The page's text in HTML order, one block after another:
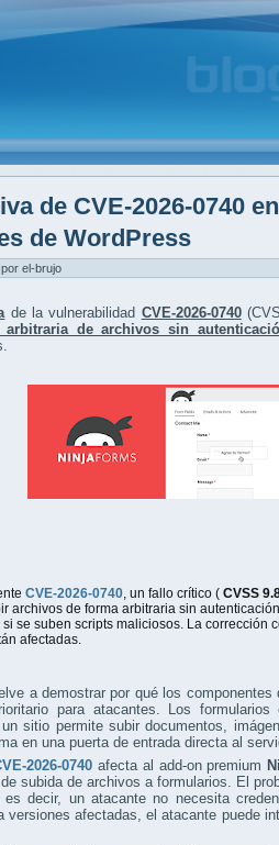
de CVE-2026-0740
de WordPress
el-brujo
de la vulnerabilidad CVE-2026-0740
arbitraria de archivos sin
CVE-2026-0740, un fallo crítico ( CVSS
archivos de forma arbitraria sin
se suben scripts maliciosos. La corrección
afectadas.
a demostrar por qué los
para atacantes. Los
sitio permite subir documentos,
en una puerta de entrada directa al
2026-0740afecta al add-on premium
subida de archivos a formularios. El
es decir, un atacante no necesita
afectadas, el atacante puede